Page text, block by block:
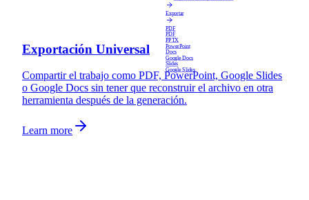
Exportar
PDF
PDF
PPTX
PowerPoint
Docs
Google Docs
Slides
Google Slides
Exportación Universal
Compartir el trabajo como PDF, PowerPoint, Google Slides
o Google Docs sin tener que reconstruir el archivo en otra
herramienta después de la generación.
Learn more